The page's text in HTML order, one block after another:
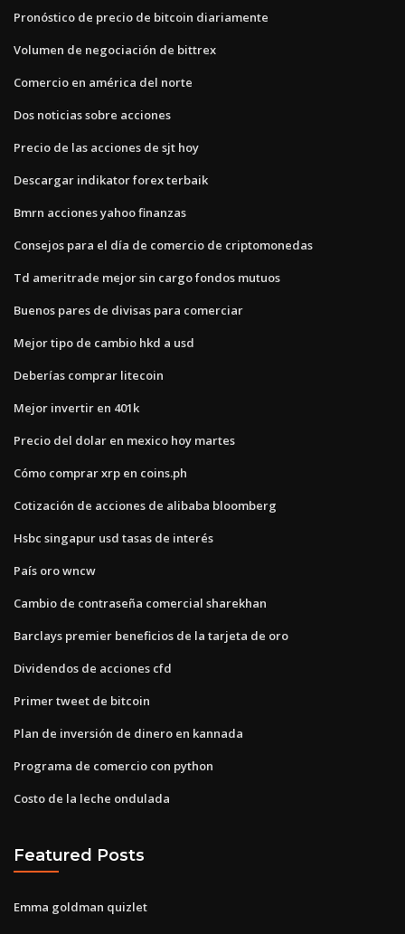
Pronóstico de precio de bitcoin diariamente
Volumen de negociación de bittrex
Comercio en américa del norte
Dos noticias sobre acciones
Precio de las acciones de sjt hoy
Descargar indikator forex terbaik
Bmrn acciones yahoo finanzas
Consejos para el día de comercio de criptomonedas
Td ameritrade mejor sin cargo fondos mutuos
Buenos pares de divisas para comerciar
Mejor tipo de cambio hkd a usd
Deberías comprar litecoin
Mejor invertir en 401k
Precio del dolar en mexico hoy martes
Cómo comprar xrp en coins.ph
Cotización de acciones de alibaba bloomberg
Hsbc singapur usd tasas de interés
País oro wncw
Cambio de contraseña comercial sharekhan
Barclays premier beneficios de la tarjeta de oro
Dividendos de acciones cfd
Primer tweet de bitcoin
Plan de inversión de dinero en kannada
Programa de comercio con python
Costo de la leche ondulada
Featured Posts
Emma goldman quizlet